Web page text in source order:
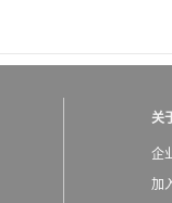
关
企
加